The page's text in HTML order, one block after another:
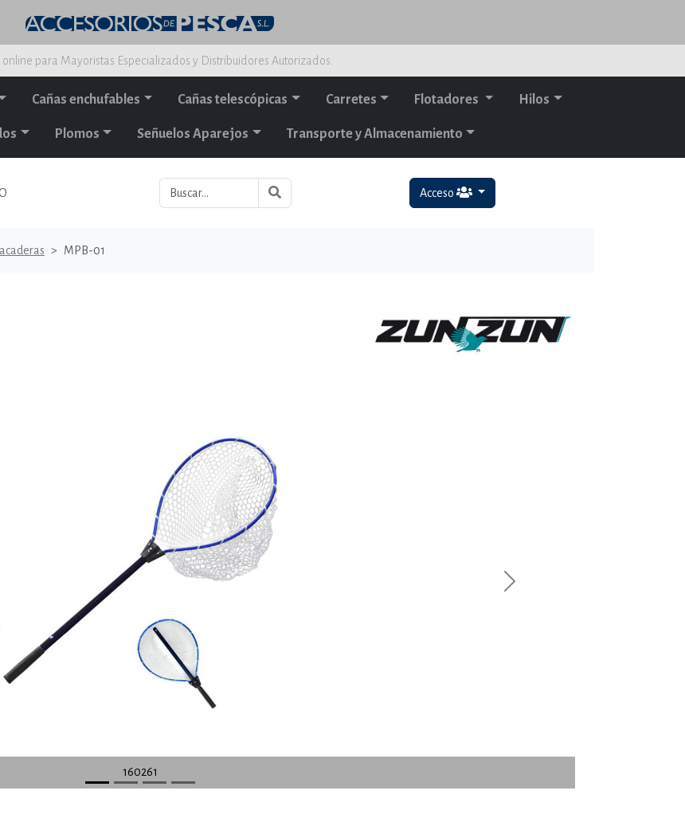
para Mayoristas Especializados y Distribuidores Autorizados.
Cañas enchufables Cañas telescópicas Carretes Flotadores Hilos
Plomos Señuelos Aparejos Transporte y Almacenamiento
Acceso
MPB-01
160261
Next